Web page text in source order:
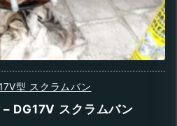
型 スクラムバン
DG17V スクラムバン